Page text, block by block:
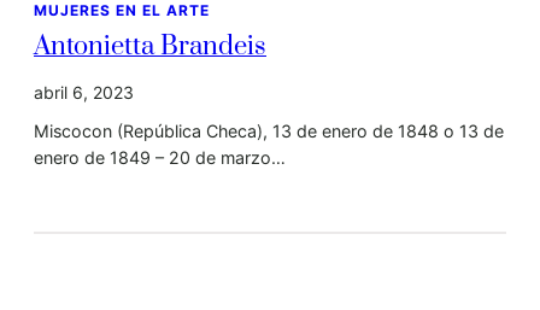
MUJERES EN EL ARTE
Antonietta Brandeis
abril 6, 2023
Miscocon (República Checa), 13 de enero de 1848 o 13 de
enero de 1849 – 20 de marzo…